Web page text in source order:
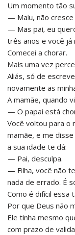
Um momento tão
— Malu, não cresce
— Mas pai, eu
três anos e você já
Comecei a chorar.
Mais uma vez
Aliás, só de
novamente as
A mamãe, quando
— O papai está
Você voltou para o
mamãe, e me
a sua idade te dá:
— Pai, desculpa.
— Filha, você não
nada de errado. É
Como é difícil essa
Por que Deus não
Ele tinha mesmo
com prazo de